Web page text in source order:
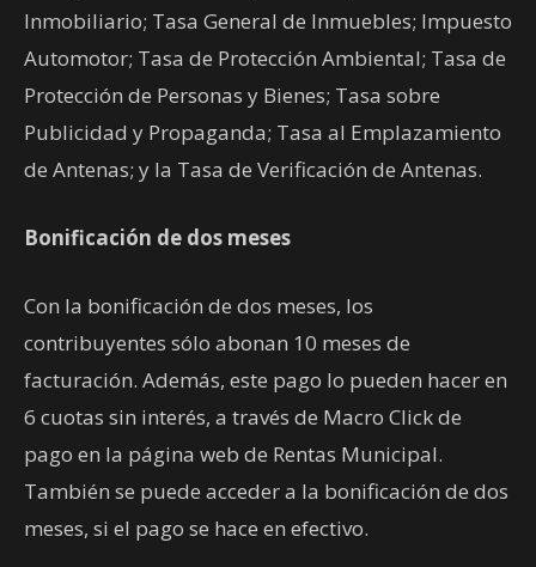
Inmobiliario; Tasa General de Inmuebles; Impuesto
Automotor; Tasa de Protección Ambiental; Tasa de
Protección de Personas y Bienes; Tasa sobre
Publicidad y Propaganda; Tasa al Emplazamiento
de Antenas; y la Tasa de Verificación de Antenas.
Bonificación de dos meses
Con la bonificación de dos meses, los
contribuyentes sólo abonan 10 meses de
facturación. Además, este pago lo pueden hacer en
6 cuotas sin interés, a través de Macro Click de
pago en la página web de Rentas Municipal.
También se puede acceder a la bonificación de dos
meses, si el pago se hace en efectivo.